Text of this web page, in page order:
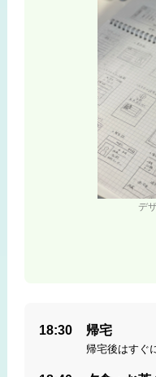
デ
18:30 帰宅
帰宅後はすぐ